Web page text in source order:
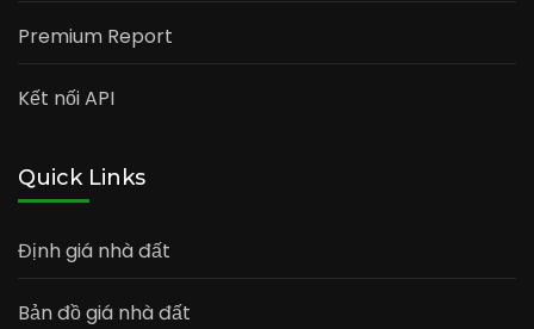
Premium Report
Kết nối API
Quick Links
Định giá nhà đất
Bản đồ giá nhà đất